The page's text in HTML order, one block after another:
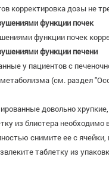
корректировка дозы не
функции почек
функции почек
функции печени
у пациентов с
(см. раздел
довольно
из блистера
снимите ее с
таблетку из